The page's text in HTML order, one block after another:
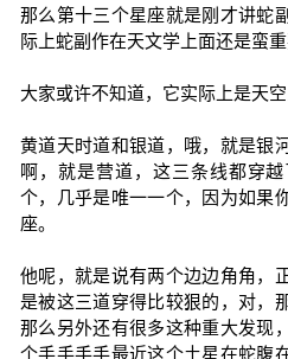
那么第十三个星座就是刚才讲蛇
际上蛇副作在天文学上面还是蛮重
大家或许不知道，它实际上是天
黄道天时道和银道，哦，就是银
啊，就是营道，这三条线都穿
个，几乎是唯一一个，因为如果
座。
他呢，就是说有两个边边角角，
是被这三道穿得比较狠的，对，
那么另外还有很多这种重大发现
个手手手手最近这个土星在蛇腹